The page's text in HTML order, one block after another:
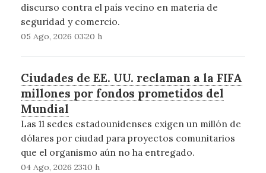
discurso contra el país vecino en materia de
seguridad y comercio.
05 Ago, 2026 03:20 h
Ciudades de EE. UU. reclaman a la FIFA
millones por fondos prometidos del
Mundial
Las 11 sedes estadounidenses exigen un millón de
dólares por ciudad para proyectos comunitarios
que el organismo aún no ha entregado.
04 Ago, 2026 23:10 h